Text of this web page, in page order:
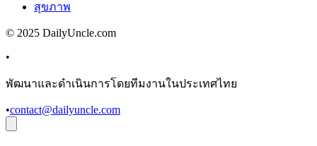
สุขภาพ
© 2025 DailyUncle.com
•
พัฒนาและดำเนินการโดยทีมงานในประเทศไทย
•contact@dailyuncle.com